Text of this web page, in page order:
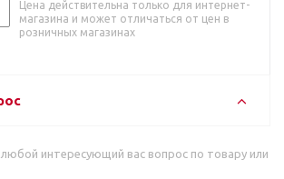
Цена действительна только для интернет-
магазина и может отличаться от цен в
розничных магазинах
интересующий вас вопрос по товару или